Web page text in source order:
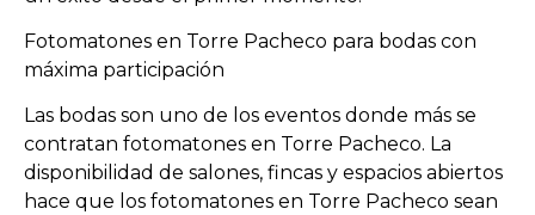
Fotomatones en Torre Pacheco para bodas con
máxima participación
Las bodas son uno de los eventos donde más se
contratan fotomatones en Torre Pacheco. La
disponibilidad de salones, fincas y espacios abiertos
hace que los fotomatones en Torre Pacheco sean